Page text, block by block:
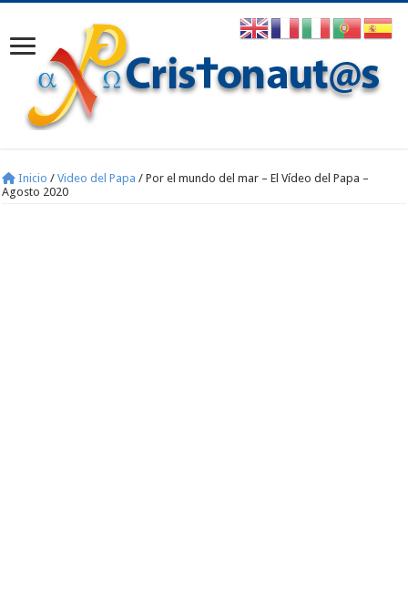
Inicio / Video del Papa / Por el mundo del mar – El Vídeo del Papa –
Agosto 2020